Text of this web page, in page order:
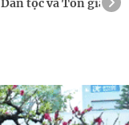
Dân tộc và Tôn giáo